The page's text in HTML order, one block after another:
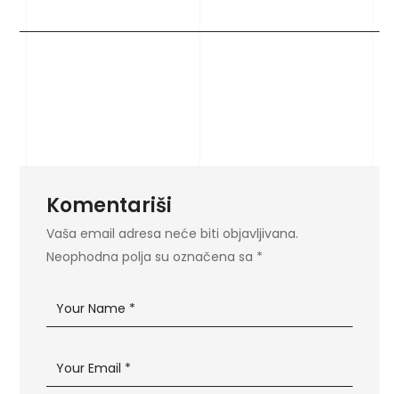
Komentariši
Vaša email adresa neće biti objavljivana.
Neophodna polja su označena sa *